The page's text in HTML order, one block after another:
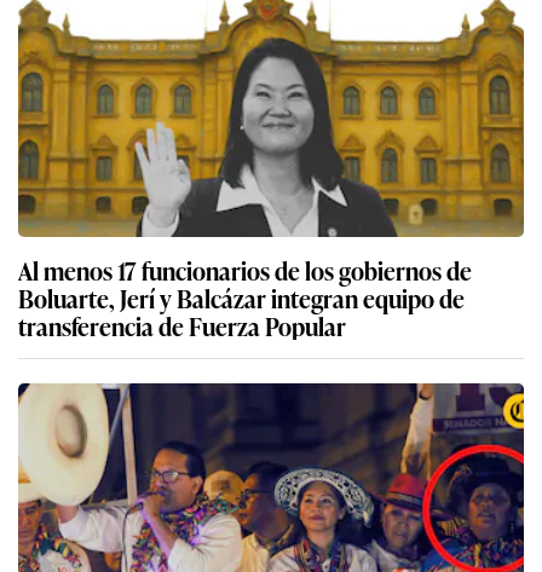
Al menos 17 funcionarios de los gobiernos de
Boluarte, Jerí y Balcázar integran equipo de
transferencia de Fuerza Popular